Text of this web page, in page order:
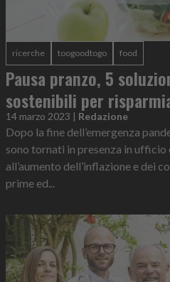
ricerche toogoodtogo food
Pausa pranzo, 5
sostenibili per
14 marzo 2023 | Redazione
Dopo la fine dell’emergenza
sono tornati in presenza in
all’aumento dell’inflazione e dei
prime ed...